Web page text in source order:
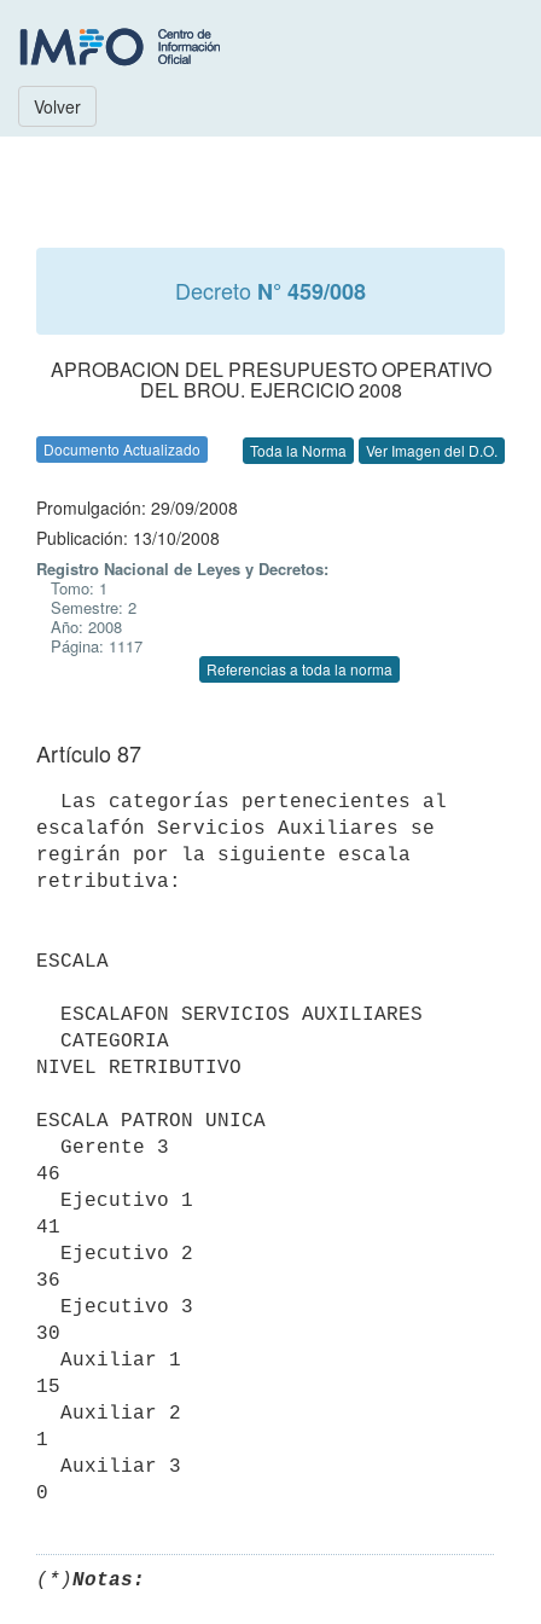
Volver
Decreto N° 459/008
APROBACION DEL PRESUPUESTO OPERATIVO
DEL BROU. EJERCICIO 2008
Documento Actualizado Toda la Norma Ver Imagen del D.O.
Promulgación: 29/09/2008
Publicación: 13/10/2008
Registro Nacional de Leyes y Decretos:
Tomo: 1
Semestre: 2
Año: 2008
Página: 1117
Referencias a toda la norma
Artículo 87
escalafón Servicios Auxiliares se
regirán por la siguiente escala
retributiva:
ESCALA
NIVEL RETRIBUTIVO
ESCALA PATRON UNICA
46
41
36
30
15
1
(*)Notas: